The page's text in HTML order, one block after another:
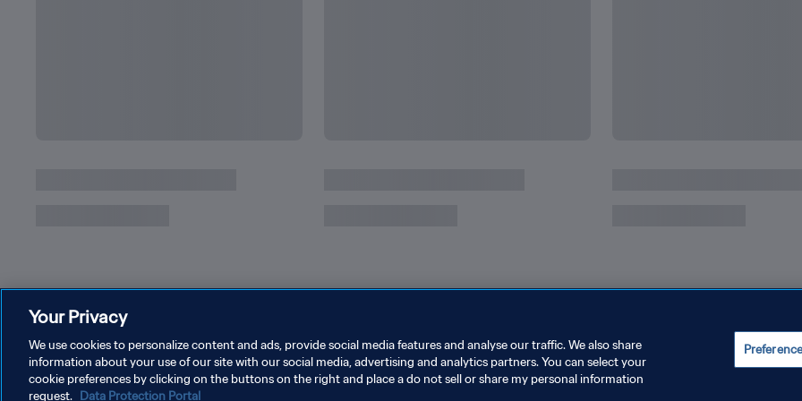
Your Privacy
We use cookies to personalize content and ads, provide social media features and analyse our traffic. We also share
information about your use of our site with our social media, advertising and analytics partners. You can select your
cookie preferences by clicking on the buttons on the right and place a do not sell or share my personal information
request. Data Protection Portal